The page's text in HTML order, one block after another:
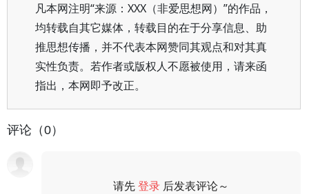
凡本网注明“来源：XXX（非爱思想网）”的作品，
均转载自其它媒体，转载目的在于分享信息、助
推思想传播，并不代表本网赞同其观点和对其真
实性负责。若作者或版权人不愿被使用，请来函
指出，本网即予改正。
评论（0）
请先登录 后发表评论～